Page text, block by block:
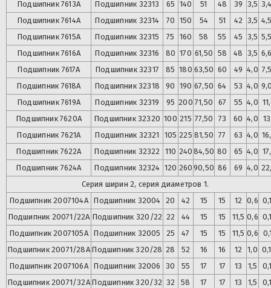
Подшипник 7613А Подшипник 32313 65 140 51 48 39 3,5
Подшипник 7614А Подшипник 32314 70 150 54 51 42 3,5
Подшипник 7615А Подшипник 32315 75 160 58 55 45 3,5
Подшипник 7616А Подшипник 32316 80 170 61,50 58 48 3,5
Подшипник 7617А Подшипник 32317 85 180 63,50 60 49 4,0
Подшипник 7618А Подшипник 32318 90 190 67,50 64 53 4,0
Подшипник 7619А Подшипник 32319 95 200 71,50 67 55 4,0
Подшипник 7620А Подшипник 32320 100 215 77,50 73 60 4,0
Подшипник 7621А Подшипник 32321 105 225 81,50 77 63 4,0
Подшипник 7622А Подшипник 32322 110 240 84,50 80 65 4,0
Подшипник 7624А Подшипник 32324 120 260 90,50 86 69 4,0
Серия ширин 2, серия диаметров 1.
Подшипник 2007104А Подшипник 32004 20 42 15 15 12 0,6
Подшипник 20071/22А Подшипник 320/22 22 44 15 15 11,5 0,6
Подшипник 2007105А Подшипник 32005 25 47 15 15 11,5 0,6
Подшипник 20071/28А Подшипник 320/28 28 52 16 16 12 1,0
Подшипник 2007106А Подшипник 32006 30 55 17 17 13 1,5
Подшипник 20071/32А Подшипник 320/32 32 58 17 17 13 1,5